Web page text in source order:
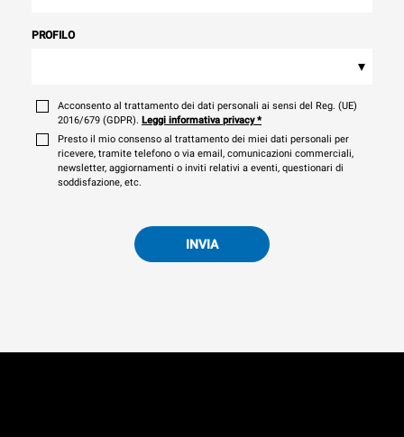
PROFILO
▾
Acconsento al trattamento dei dati personali ai sensi del Reg. (UE)
2016/679 (GDPR). Leggi informativa privacy*
Presto il mio consenso al trattamento dei miei dati personali per
ricevere, tramite telefono o via email, comunicazioni commerciali,
newsletter, aggiornamenti o inviti relativi a eventi, questionari di
soddisfazione, etc.
INVIA